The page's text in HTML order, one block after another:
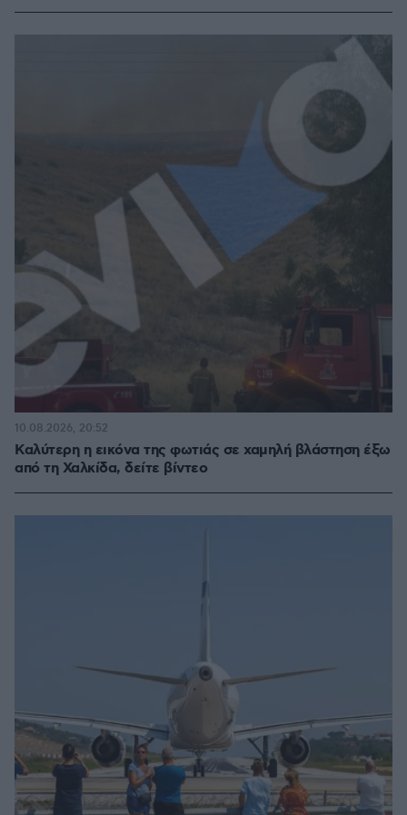
Καλύτερη η εικόνα της φωτιάς σε χαμηλή βλάστηση έξω
από τη Χαλκίδα, δείτε βίντεο
10.08.2026, 20:52